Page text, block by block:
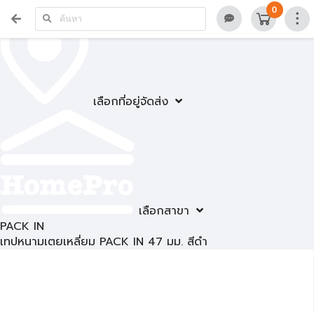
เลือกที่อยู่จัดส่ง
เลือกสาขา
0
PACK IN
เทปหนามเตยเหลี่ยม PACK IN 47 มม. สีดำ